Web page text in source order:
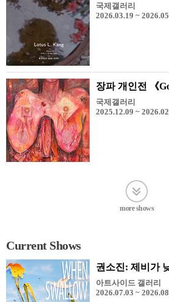
국제갤러리
2026.03.19 ~
장파 개인전 《
국제갤러리
2025.12.09 ~
more shows
Current Shows
권소진: 제비가
아트사이드 갤러리
2026.07.03 ~